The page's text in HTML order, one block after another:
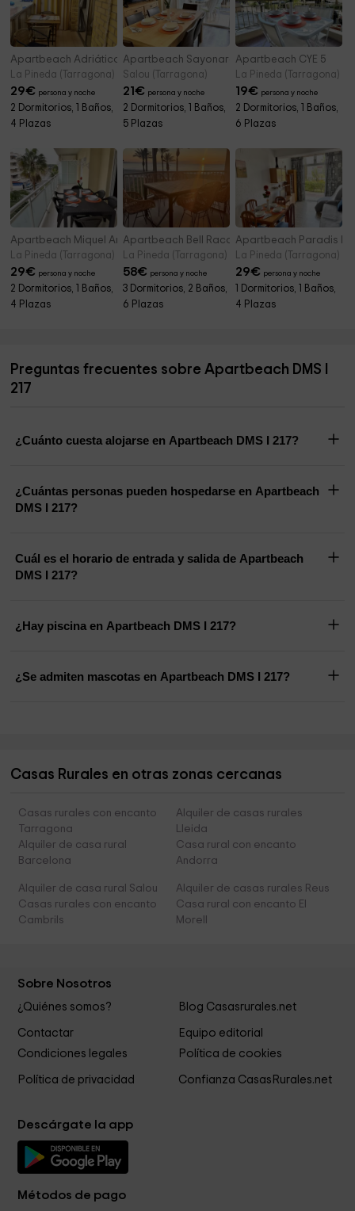
Apartbeach Adriático
La Pineda (Tarragona)
29€ persona y noche
2 Dormitorios, 1 Baños,
4 Plazas
Apartbeach Sayonara 2 Family
Salou (Tarragona)
21€ persona y noche
2 Dormitorios, 1 Baños,
5 Plazas
Apartbeach CYE 5
La Pineda (Tarragona)
19€ persona y noche
2 Dormitorios, 1 Baños,
6 Plazas
Apartbeach Miquel Antón
La Pineda (Tarragona)
29€ persona y noche
2 Dormitorios, 1 Baños,
4 Plazas
Apartbeach Bell Raco II
La Pineda (Tarragona)
58€ persona y noche
3 Dormitorios, 2 Baños,
6 Plazas
Apartbeach Paradis
La Pineda (Tarragona)
29€ persona y noche
1 Dormitorios, 1 Baños,
4 Plazas
Preguntas frecuentes sobre Apartbeach DMS I
217
¿Cuánto cuesta alojarse en Apartbeach DMS I 217?
¿Cuántas personas pueden hospedarse en Apartbeach
DMS I 217?
Cuál es el horario de entrada y salida de Apartbeach
DMS I 217?
¿Hay piscina en Apartbeach DMS I 217?
¿Se admiten mascotas en Apartbeach DMS I 217?
Casas Rurales en otras zonas cercanas
Casas rurales con encanto
Tarragona
Alquiler de casas rurales
Lleida
Alquiler de casa rural
Barcelona
Casa rural con encanto
Andorra
Alquiler de casa rural Salou
Alquiler de casas rurales Reus
Casas rurales con encanto
Cambrils
Casa rural con encanto El
Morell
Sobre Nosotros
¿Quiénes somos? Blog Casasrurales.net
Contactar
Equipo editorial
Condiciones legales
Política de cookies
Política de privacidad Confianza CasasRurales.net
Descárgate la app
Métodos de pago